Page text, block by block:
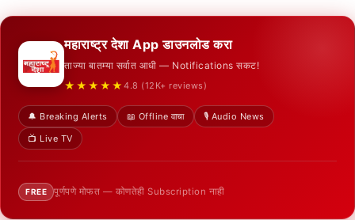
महाराष्ट्र देशा App डाउनलोड करा
ताज्या बातम्या सर्वात आधी — Notifications सकट!
★★★★★ 4.8 (12K+ reviews)
🔔 Breaking Alerts 📖 Offline वाचा
🎙️ Audio News
📺 Live TV
FREE पूर्णपणे मोफत — कोणतेही Subscription नाही